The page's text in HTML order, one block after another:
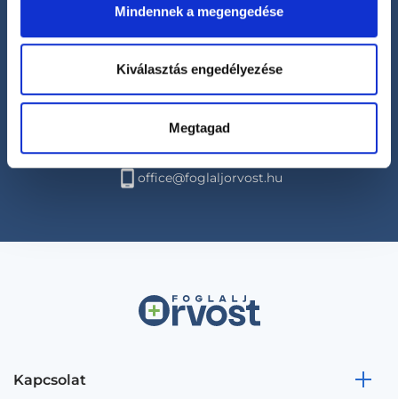
Mindennek a megengedése
Kiválasztás engedélyezése
Megtagad
Segíthetünk?
+36 1 700-1398
(H-P: 8:00-20:00)
office@foglaljorvost.hu
Kapcsolat